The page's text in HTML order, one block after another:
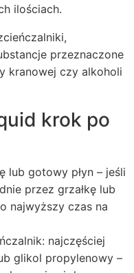
ilościach.
przeznaczone
kranowej czy alkoholi
krok po
lub gotowy płyn – jeśli
przez grzałkę lub
najwyższy czas na
najczęściej
glikol propylenowy –